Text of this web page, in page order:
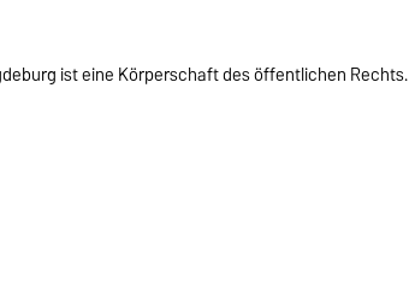
ist eine Körperschaft des öffentlichen Rechts.